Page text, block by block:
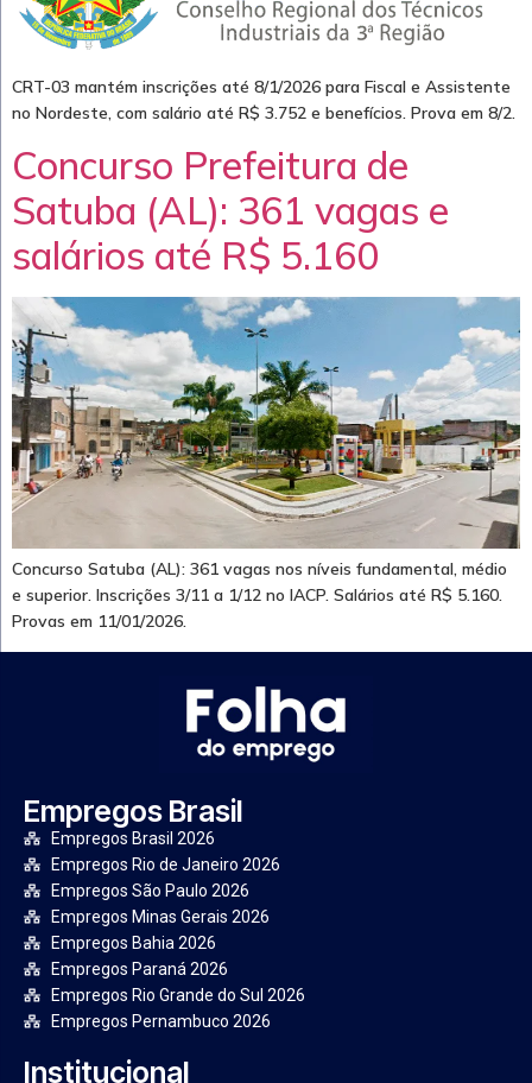
CRT-03 mantém inscrições até 8/1/2026 para Fiscal e Assistente
no Nordeste, com salário até R$ 3.752 e benefícios. Prova em 8/2.
Concurso Prefeitura de
Satuba (AL): 361 vagas e
salários até R$ 5.160
Concurso Satuba (AL): 361 vagas nos níveis fundamental, médio
e superior. Inscrições 3/11 a 1/12 no IACP. Salários até R$ 5.160.
Provas em 11/01/2026.
Empregos Brasil
Empregos Brasil 2026
Empregos Rio de Janeiro 2026
Empregos São Paulo 2026
Empregos Minas Gerais 2026
Empregos Bahia 2026
Empregos Paraná 2026
Empregos Rio Grande do Sul 2026
Empregos Pernambuco 2026
Institucional